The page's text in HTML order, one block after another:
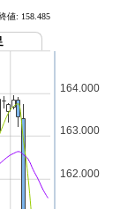
値: 158.485
162.000
163.000
164.000